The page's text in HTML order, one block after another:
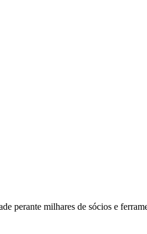
perante milhares de sócios e